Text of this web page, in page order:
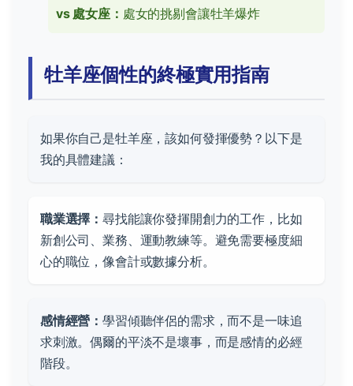
vs 處女座： 處女的挑剔會讓牡羊爆炸
牡羊座個性的終極實用指南
如果你自己是牡羊座，該如何發揮優勢？以下是
我的具體建議：
職業選擇：尋找能讓你發揮開創力的工作，比如
新創公司、業務、運動教練等。避免需要極度細
心的職位，像會計或數據分析。
感情經營：學習傾聽伴侶的需求，而不是一味追
求刺激。偶爾的平淡不是壞事，而是感情的必經
階段。